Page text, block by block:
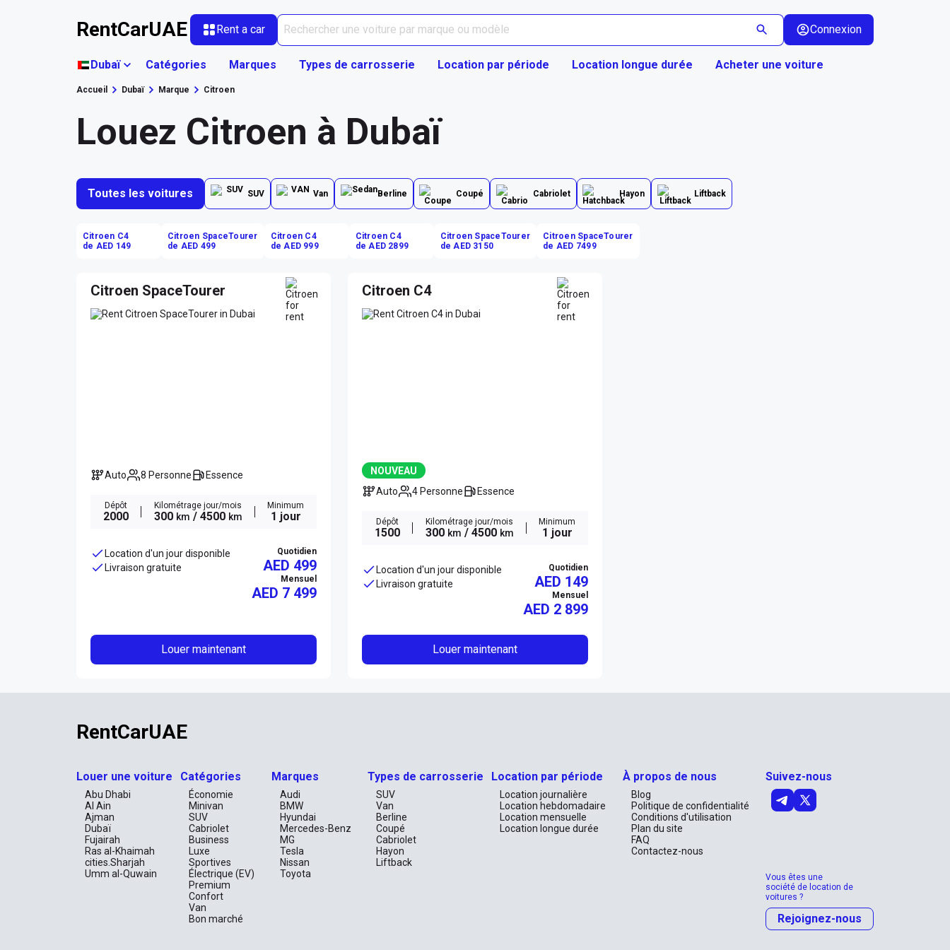
RentCarUAE Rent a car Connexion
Dubaï Catégories Marques Types de carrosserie Location par période Location longue durée Acheter une voiture
Accueil Dubaï Marque Citroen
Louez Citroen à Dubaï
Toutes les voitures SUV Van Berline Coupé Cabriolet Hayon Liftback
Citroen C4
de AED 149
Citroen SpaceTourer
de AED 499
Citroen C4
de AED 999
Citroen C4
de AED 2899
Citroen SpaceTourer
de AED 3150
Citroen SpaceTourer
de AED 7499
Citroen SpaceTourer
Auto 8 Personne Essence
Dépôt
2000
Kilométrage jour/mois
300 km / 4500 km
Minimum
1 jour
Location d'un jour disponible
Livraison gratuite
Quotidien
AED 499
Mensuel
AED 7 499
Louer maintenant
Citroen C4
NOUVEAU
Auto
4 Personne Essence
Dépôt
1500
Kilométrage jour/mois
300 km / 4500 km
Minimum
1 jour
Location d'un jour disponible
Livraison gratuite
Quotidien
AED 149
Mensuel
AED 2 899
Louer maintenant
RentCarUAE
Louer une voiture
Abu Dhabi
Al Ain
Ajman
Dubaï
Fujairah
Ras al-Khaimah
cities.Sharjah
Umm al-Quwain
Catégories
Économie
Minivan
SUV
Cabriolet
Business
Luxe
Sportives
Électrique (EV)
Premium
Confort
Van
Bon marché
Marques
Audi
BMW
Hyundai
Mercedes-Benz
MG
Tesla
Nissan
Toyota
Types de carrosserie
SUV
Van
Berline
Coupé
Cabriolet
Hayon
Liftback
Location par période
Location journalière
Location hebdomadaire
Location mensuelle
Location longue durée
À propos de nous
Blog
Politique de confidentialité
Conditions d'utilisation
Plan du site
FAQ
Contactez-nous
Suivez-nous
Vous êtes une
société de location de
voitures ?
Rejoignez-nous